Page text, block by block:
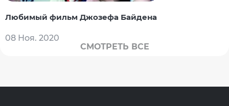
Любимый фильм Джозефа Байдена
08 Ноя. 2020
СМОТРЕТЬ ВСЕ